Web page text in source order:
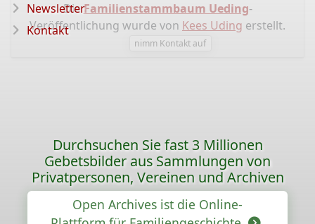
DieFamilienstammbaum Ueding-
Veröffentlichung wurde von Kees Uding erstellt.
nimm Kontakt auf
Newsletter
Kontakt
Durchsuchen Sie fast 3 Millionen
Gebetsbilder aus Sammlungen von
Privatpersonen, Vereinen und Archiven
Open Archives ist die Online-